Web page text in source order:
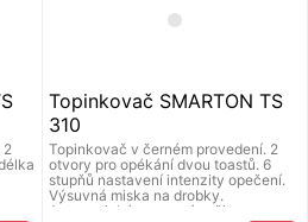
2
Topinkovač SMARTON TS
310
Topinkovač v černém provedení. 2
otvory pro opékání dvou toastů. 6
stupňů nastavení intenzity opečení.
Výsuvná miska na drobky.
Automatické vysunutí pečiva a